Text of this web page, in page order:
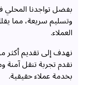
بفضل تواجدنا المحلي
وتسليم سريعة، مما
العملاء.
نهدف إلى تقديم
نقدم تجربة تنقل آمنة
بخدمة عملاء حقيقية.